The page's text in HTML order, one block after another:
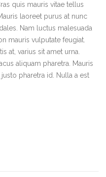
quis mauris vitae tellus
laoreet purus at nunc
Nam luctus malesuada
mauris vulputate feugiat.
at, varius sit amet urna.
aliquam pharetra. Mauris
pharetra id. Nulla a est